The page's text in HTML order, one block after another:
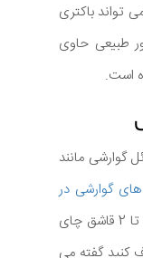
باکتری
طبیعی حاوی
است.
گوارشی مانند
گوارشی در
و یا دستگاه گوارش رخ می دهد 1 تا 2 قاشق چای
کنید گفته می